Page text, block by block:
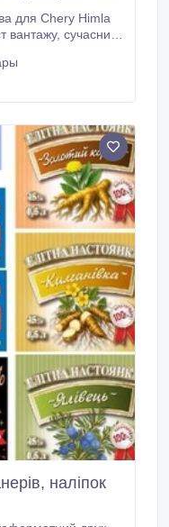
для Chery Himla
сучасний
та практично
розмірами.
наліпок